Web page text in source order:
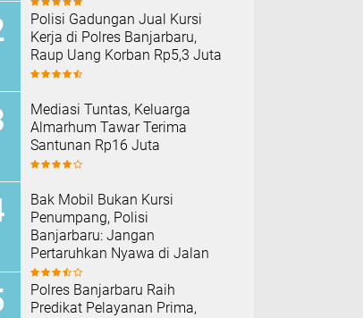
Polisi Gadungan Jual Kursi
Kerja di Polres Banjarbaru,
Raup Uang Korban Rp5,3 Juta
Mediasi Tuntas, Keluarga
Almarhum Tawar Terima
Santunan Rp16 Juta
Bak Mobil Bukan Kursi
Penumpang, Polisi
Banjarbaru: Jangan
Pertaruhkan Nyawa di Jalan
Polres Banjarbaru Raih
Predikat Pelayanan Prima,